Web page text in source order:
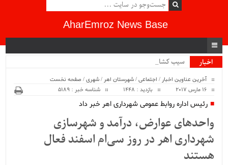
AharEmroz News Base
اخبار
سیب کشاورزا_
آخرین عناوین اخبار / اجتماعی/شهرستان اهر /شهری/صفحه نخست
16 مارس 2017
بازدید : 1448 شناسه خبر : 5189
رئیس اداره روابط عمومی شهرداری اهر خبر داد
واحدهای عوارض، درآمد و شهرسازی
شهرداری اهر در روز سی‌ام اسفند فعال
هستند